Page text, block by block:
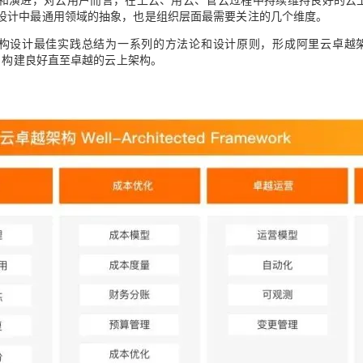
中最通用领域的抽象，也是组织层面最需要关注的几个维度。
计最佳实践总结为一系列的方法论和设计原则，形成阿里云卓越
建良好直至卓越的云上架构。